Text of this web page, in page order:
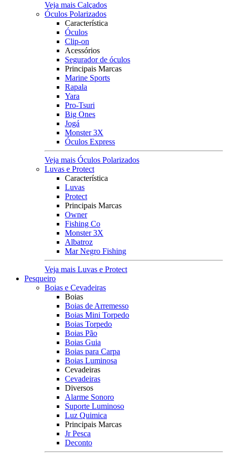
Veja mais Calçados
Óculos Polarizados
Característica
Óculos
Clip-on
Acessórios
Segurador de óculos
Principais Marcas
Marine Sports
Rapala
Yara
Pro-Tsuri
Big Ones
Jogá
Monster 3X
Óculos Express
Veja mais Óculos Polarizados
Luvas e Protect
Característica
Luvas
Protect
Principais Marcas
Owner
Fishing Co
Monster 3X
Albatroz
Mar Negro Fishing
Veja mais Luvas e Protect
Pesqueiro
Boias e Cevadeiras
Boias
Boias de Arremesso
Boias Mini Torpedo
Boias Torpedo
Boias Pão
Boias Guia
Boias para Carpa
Boias Luminosa
Cevadeiras
Cevadeiras
Diversos
Alarme Sonoro
Suporte Luminoso
Luz Quimica
Principais Marcas
Jr Pesca
Deconto